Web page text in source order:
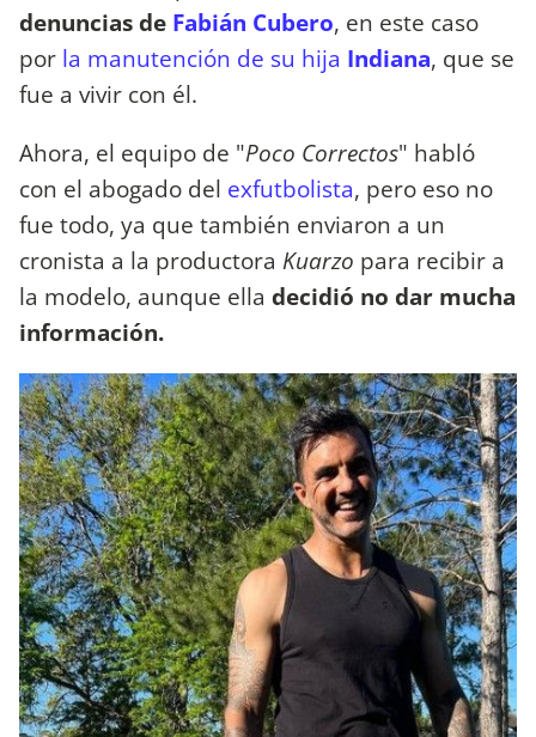
denuncias de Fabián Cubero, en este caso
por la manutención de su hija Indiana, que se
fue a vivir con él.
Ahora, el equipo de "Poco Correctos" habló
con el abogado del exfutbolista, pero eso no
fue todo, ya que también enviaron a un
cronista a la productora Kuarzo para recibir a
la modelo, aunque ella decidió no dar mucha
información.